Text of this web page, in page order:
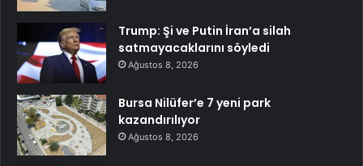
Trump: Şi ve Putin İran’a silah
satmayacaklarını söyledi
Ağustos 8, 2026
Bursa Nilüfer’e 7 yeni park
kazandırılıyor
Ağustos 8, 2026